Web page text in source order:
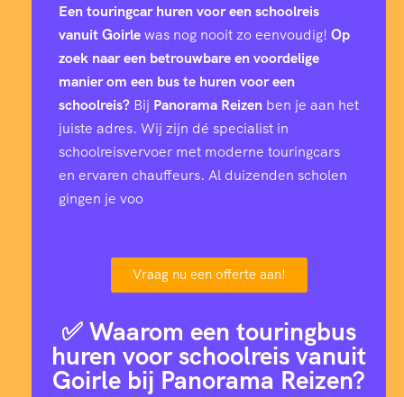
Een touringcar huren voor een schoolreis
vanuit Goirlewas nog nooit zo eenvoudig! Op
zoek naar een betrouwbare en voordelige
manier om een bus te huren voor een
schoolreis? Bij Panorama Reizen ben je aan het
juiste adres. Wij zijn dé specialist in
schoolreisvervoer met moderne touringcars
en ervaren chauffeurs. Al duizenden scholen
gingen je voo
Vraag nu een offerte aan!
✅ Waarom een touringbus
huren voor schoolreis vanuit
Goirle bij Panorama Reizen?